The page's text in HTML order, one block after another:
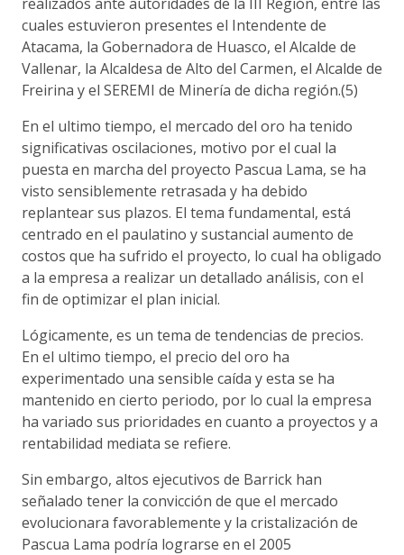
cuales estuvieron presentes el Intendente de
Atacama, la Gobernadora de Huasco, el Alcalde de
Vallenar, la Alcaldesa de Alto del Carmen, el Alcalde de
Freirina y el SEREMI de Minería de dicha región.(5)
En el ultimo tiempo, el mercado del oro ha tenido
significativas oscilaciones, motivo por el cual la
puesta en marcha del proyecto Pascua Lama, se ha
visto sensiblemente retrasada y ha debido
replantear sus plazos. El tema fundamental, está
centrado en el paulatino y sustancial aumento de
costos que ha sufrido el proyecto, lo cual ha obligado
a la empresa a realizar un detallado análisis, con el
fin de optimizar el plan inicial.
Lógicamente, es un tema de tendencias de precios.
En el ultimo tiempo, el precio del oro ha
experimentado una sensible caída y esta se ha
mantenido en cierto periodo, por lo cual la empresa
ha variado sus prioridades en cuanto a proyectos y a
rentabilidad mediata se refiere.
Sin embargo, altos ejecutivos de Barrick han
señalado tener la convicción de que el mercado
evolucionara favorablemente y la cristalización de
Pascua Lama podría lograrse en el 2005